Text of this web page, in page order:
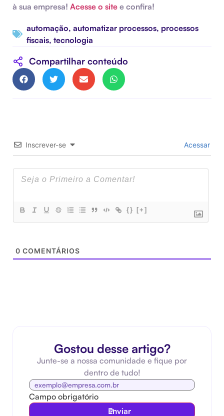
à sua empresa! Acesse o site e confira!
automação, automatizar processos, processos
fiscais, tecnologia
Compartilhar conteúdo
Inscrever-se Acessar
{} [+]
0 COMENTÁRIOS
Gostou desse artigo?
Junte-se a nossa comunidade e fique por
dentro de tudo!
Campo obrigatório
Enviar